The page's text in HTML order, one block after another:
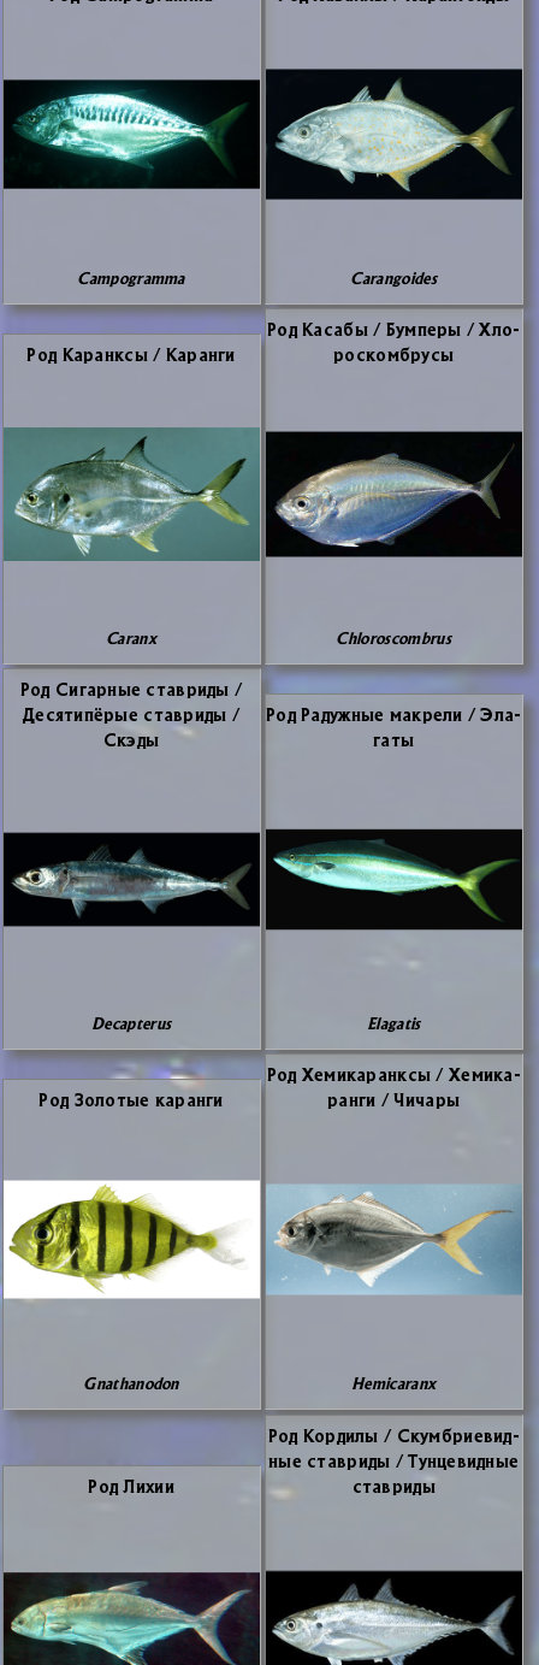
Campogramma Carangoides
Род Ка­ранк­сы / Ка­ран­ги
Caranx
Род Ка­са­бы / Бум­пе­ры / Хло­
ро­с­ком­б­ру­сы
Chloroscombrus
Род Си­гар­ные ста­ври­ды /
Де­ся­ти­пё­рые ста­ври­ды /
Скэ­ды
Decapterus
Род Ра­дуж­ные мак­ре­ли / Эла­
га­ты
Elagatis
Род Зо­ло­тые ка­ран­ги
Gnathanodon
Род Хе­ми­ка­ранк­сы / Хе­ми­ка­
ран­ги / Чи­ча­ры
Hemicaranx
Род Ли­хии
Род Кор­ди­лы / Скум­бри­е­вид­
ные ста­ври­ды / Тун­це­вид­ные
ста­ври­ды